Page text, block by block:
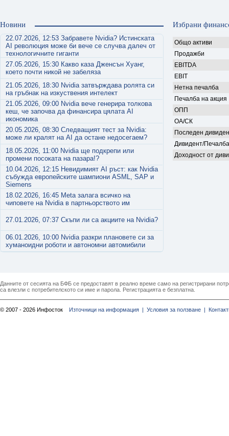
Новини
22.07.2026, 12:53 Забравете Nvidia? Истинската
AI революция може би вече се случва далеч от
технологичните гиганти
27.05.2026, 15:30 Какво каза Дженсън Хуанг,
което почти никой не забеляза
21.05.2026, 18:30 Nvidia затвърждава ролята си
на гръбнак на изкуствения интелект
21.05.2026, 09:00 Nvidia вече генерира толкова
кеш, че започва да финансира цялата AI
икономика
20.05.2026, 08:30 Следващият тест за Nvidia:
може ли кралят на AI да остане недосегаем?
18.05.2026, 11:00 Nvidia ще подкрепи или
промени посоката на пазара!?
10.04.2026, 12:15 Невидимият AI ръст: как Nvidia
събужда европейските шампиони ASML, SAP и
Siemens
18.02.2026, 16:45 Meta залага всичко на
чиповете на Nvidia в партньорството им
27.01.2026, 07:37 Скъпи ли са акциите на Nvidia?
06.01.2026, 10:00 Nvidia разкри плановете си за
хуманоидни роботи и автономни автомибили
Избрани
Общо активи
Продажби
EBITDA
EBIT
Нетна печалба
Печалба на акция
ОПП
ОА/СК
Последен
Дивидент/Печалба
Доходност от
Данните от сесията на БФБ се предоставят в реално време само на регистрирани
са влезли с потребителското си име и парола. Регистрацията е безплатна.
© 2007 - 2026 Инфосток Източници на информация | Условия за ползване |